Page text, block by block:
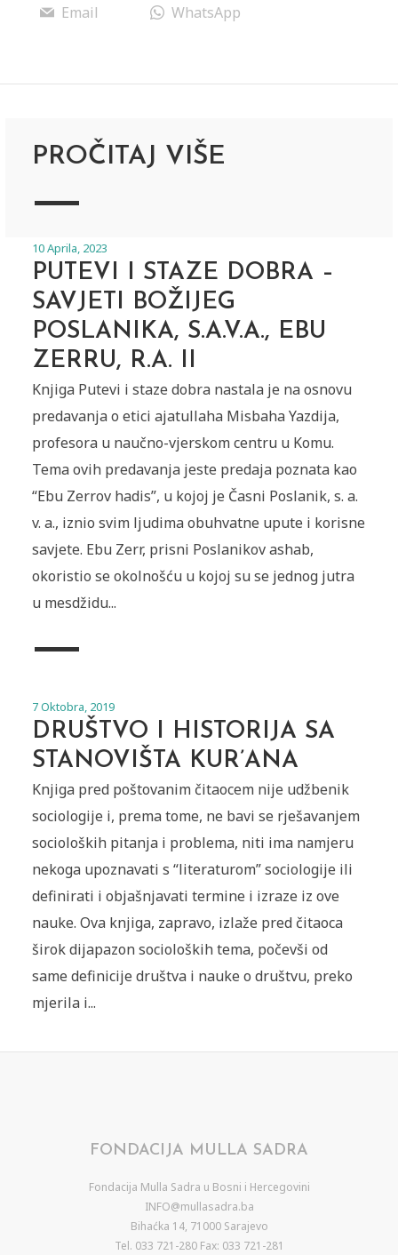
Email WhatsApp
PROČITAJ VIŠE
10 Aprila, 2023
PUTEVI I STAZE DOBRA –
SAVJETI BOŽIJEG
POSLANIKA, S.A.V.A., EBU
ZERRU, R.A. II
Knjiga Putevi i staze dobra nastala je na osnovu
predavanja o etici ajatullaha Misbaha Yazdija,
profesora u naučno-vjerskom centru u Komu.
Tema ovih predavanja jeste predaja poznata kao
“Ebu Zerrov hadis”, u kojoj je Časni Poslanik, s. a.
v. a., iznio svim ljudima obuhvatne upute i korisne
savjete. Ebu Zerr, prisni Poslanikov ashab,
okoristio se okolnošću u kojoj su se jednog jutra
u mesdžidu...
7 Oktobra, 2019
DRUŠTVO I HISTORIJA SA
STANOVIŠTA KUR’ANA
Knjiga pred poštovanim čitaocem nije udžbenik
sociologije i, prema tome, ne bavi se rješavanjem
socioloških pitanja i problema, niti ima namjeru
nekoga upoznavati s “literaturom” sociologije ili
definirati i objašnjavati termine i izraze iz ove
nauke. Ova knjiga, zapravo, izlaže pred čitaoca
širok dijapazon socioloških tema, počevši od
same definicije društva i nauke o društvu, preko
mjerila i...
FONDACIJA MULLA SADRA
Fondacija Mulla Sadra u Bosni i Hercegovini
INFO@mullasadra.ba
Bihaćka 14, 71000 Sarajevo
Tel. 033 721-280 Fax: 033 721-281